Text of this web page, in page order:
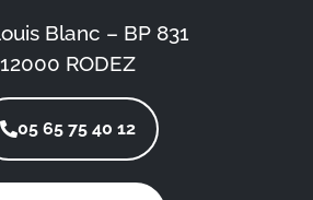
Blanc – BP 831
12000 RODEZ
05 65 75 40 12